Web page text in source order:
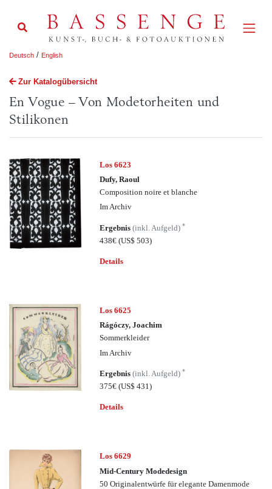
Deutsch / English
Zur Katalogübersicht
En Vogue – Von Modetorheiten und
Stilikonen
Los 6623
Dufy, Raoul
Composition noire et blanche
Im Archiv
Ergebnis(inkl. Aufgeld)*
438€(US$ 503)
Details
Los 6625
Rágóczy, Joachim
Sommerkleider
Im Archiv
Ergebnis(inkl. Aufgeld)*
375€(US$ 431)
Details
Los 6629
Mid-Century Modedesign
50 Originalentwürfe für elegante Damenmode